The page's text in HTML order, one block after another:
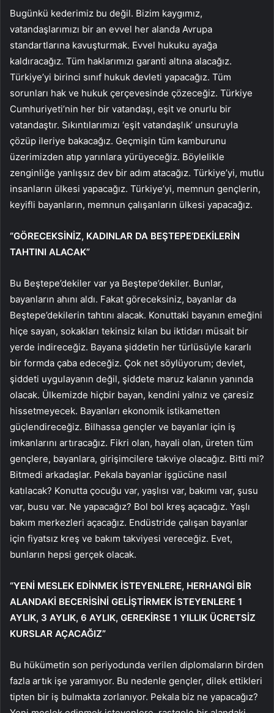
Bugünkü kederimiz bu değil. Bizim kaygımız,
vatandaşlarımızı bir an evvel her alanda Avrupa
standartlarına kavuşturmak. Evvel hukuku ayağa
kaldıracağız. Tüm haklarımızı garanti altına alacağız.
Türkiye’yi birinci sınıf hukuk devleti yapacağız. Tüm
sorunları hak ve hukuk çerçevesinde çözeceğiz. Türkiye
Cumhuriyeti’nin her bir vatandaşı, eşit ve onurlu bir
vatandaştır. Sıkıntılarımızı ‘eşit vatandaşlık’ unsuruyla
çözüp ileriye bakacağız. Geçmişin tüm kamburunu
üzerimizden atıp yarınlara yürüyeceğiz. Böylelikle
zenginliğe yanlışsız dev bir adım atacağız. Türkiye’yi, mutlu
insanların ülkesi yapacağız. Türkiye’yi, memnun gençlerin,
keyifli bayanların, memnun çalışanların ülkesi yapacağız.
“GÖRECEKSİNİZ, KADINLAR DA BEŞTEPE’DEKİLERİN
TAHTINI ALACAK”
Bu Beştepe’dekiler var ya Beştepe’dekiler. Bunlar,
bayanların ahını aldı. Fakat göreceksiniz, bayanlar da
Beştepe’dekilerin tahtını alacak. Konuttaki bayanın emeğini
hiçe sayan, sokakları tekinsiz kılan bu iktidarı müsait bir
yerde indireceğiz. Bayana şiddetin her türlüsüyle kararlı
bir formda çaba edeceğiz. Çok net söylüyorum; devlet,
şiddeti uygulayanın değil, şiddete maruz kalanın yanında
olacak. Ülkemizde hiçbir bayan, kendini yalnız ve çaresiz
hissetmeyecek. Bayanları ekonomik istikametten
güçlendireceğiz. Bilhassa gençler ve bayanlar için iş
imkanlarını artıracağız. Fikri olan, hayali olan, üreten tüm
gençlere, bayanlara, girişimcilere takviye olacağız. Bitti mi?
Bitmedi arkadaşlar. Pekala bayanlar işgücüne nasıl
katılacak? Konutta çocuğu var, yaşlısı var, bakımı var, şusu
var, busu var. Ne yapacağız? Bol bol kreş açacağız. Yaşlı
bakım merkezleri açacağız. Endüstride çalışan bayanlar
için fiyatsız kreş ve bakım takviyesi vereceğiz. Evet,
bunların hepsi gerçek olacak.
“YENİ MESLEK EDİNMEK İSTEYENLERE, HERHANGİ BİR
ALANDAKİ BECERİSİNİ GELİŞTİRMEK İSTEYENLERE 1
AYLIK, 3 AYLIK, 6 AYLIK, GEREKİRSE 1 YILLIK ÜCRETSİZ
KURSLAR AÇACAĞIZ”
Bu hükümetin son periyodunda verilen diplomaların birden
fazla artık işe yaramıyor. Bu nedenle gençler, dilek ettikleri
tipten bir iş bulmakta zorlanıyor. Pekala biz ne yapacağız?